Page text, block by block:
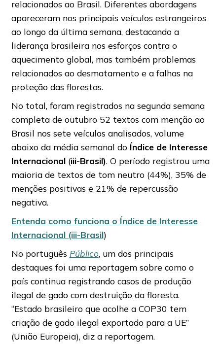
relacionados ao Brasil. Diferentes abordagens
apareceram nos principais veículos estrangeiros
ao longo da última semana, destacando a
liderança brasileira nos esforços contra o
aquecimento global, mas também problemas
relacionados ao desmatamento e a falhas na
proteção das florestas.
No total, foram registrados na segunda semana
completa de outubro 52 textos com menção ao
Brasil nos sete veículos analisados, volume
abaixo da média semanal do Índice de Interesse
Internacional(iii-Brasil). O período registrou uma
maioria de textos de tom neutro (44%), 35% de
menções positivas e 21% de repercussão
negativa.
Entenda como funciona o Índice de Interesse
Internacional (iii-Brasil)
No português Público, um dos principais
destaques foi uma reportagem sobre como o
país continua registrando casos de produção
ilegal de gado com destruição da floresta.
“Estado brasileiro que acolhe a COP30 tem
criação de gado ilegal exportado para a UE”
(União Europeia), diz a reportagem.